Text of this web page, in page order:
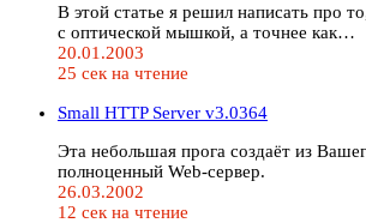
В этой статье я решил написать про
с оптической мышкой, а точнее как…
20.01.2003
25 сек на чтение
Small HTTP Server v3.0364
Эта небольшая прога создаёт из
полноценный Web-сервер.
26.03.2002
12 сек на чтение